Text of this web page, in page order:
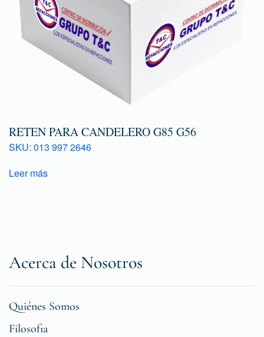
RETEN PARA CANDELERO G85 G56
SKU: 013 997 2646
Leer más
Acerca de Nosotros
Quiénes Somos
Filosofia